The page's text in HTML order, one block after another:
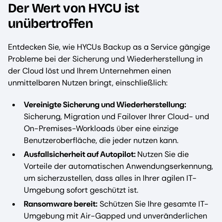
Der Wert von HYCU ist
unübertroffen
Entdecken Sie, wie HYCUs Backup as a Service gängige
Probleme bei der Sicherung und Wiederherstellung in
der Cloud löst und Ihrem Unternehmen einen
unmittelbaren Nutzen bringt, einschließlich:
Vereinigte Sicherung und Wiederherstellung:
Sicherung, Migration und Failover Ihrer Cloud- und
On-Premises-Workloads über eine einzige
Benutzeroberfläche, die jeder nutzen kann. ‍
Ausfallsicherheit auf Autopilot:Nutzen Sie die
Vorteile der automatischen Anwendungserkennung,
um sicherzustellen, dass alles in Ihrer agilen IT-
Umgebung sofort geschützt ist. ‍
Ransomware bereit:Schützen Sie Ihre gesamte IT-
Umgebung mit Air-Gapped und unveränderlichen